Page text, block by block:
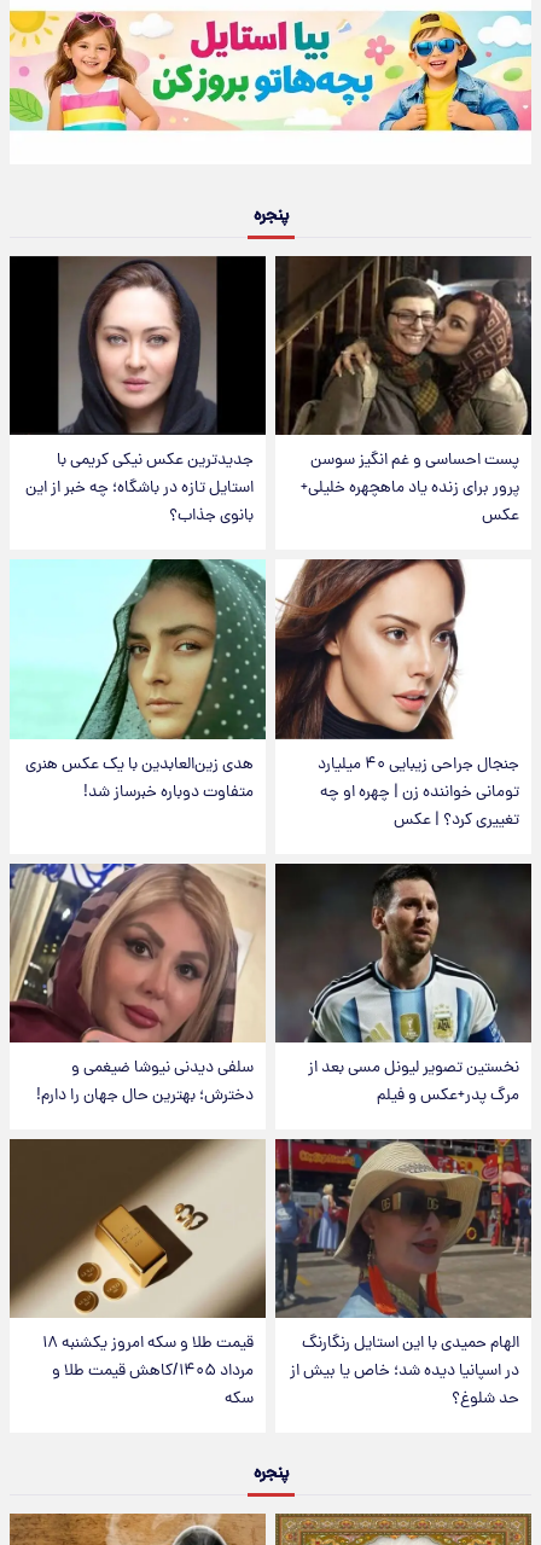
پنجره
پست احساسی و غم انگیز سوسن
پرور برای زنده یاد ماهچهره خلیلی+
عکس
جدیدترین عکس نیکی کریمی با
استایل تازه در باشگاه؛ چه خبر از این
بانوی جذاب؟
جنجال جراحی زیبایی ۴۰ میلیارد
تومانی خواننده زن | چهره او چه
تغییری کرد؟ | عکس
هدی زین‌العابدین با یک عکس هنری
متفاوت دوباره خبرساز شد!
نخستین تصویر لیونل مسی بعد از
مرگ پدر+عکس و فیلم
سلفی دیدنی نیوشا ضیغمی و
دخترش؛ بهترین حال جهان را دارم!
الهام حمیدی با این استایل رنگارنگ
در اسپانیا دیده شد؛ خاص یا بیش از
حد شلوغ؟
قیمت طلا و سکه امروز یکشنبه ۱۸
مرداد ۱۴۰۵/کاهش قیمت طلا و
سکه
پنجره